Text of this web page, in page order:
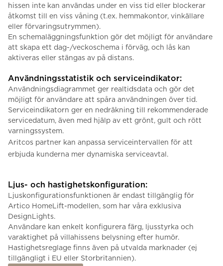
hissen inte kan användas under en viss tid eller blockerar
åtkomst till en viss våning (t.ex. hemmakontor, vinkällare
eller förvaringsutrymmen).
En schemaläggningsfunktion gör det möjligt för användare
att skapa ett dag-/veckoschema i förväg, och lås kan
aktiveras eller stängas av på distans.
Användningsstatistik och serviceindikator:
Användningsdiagrammet ger realtidsdata och gör det
möjligt för användare att spåra användningen över tid.
Serviceindikatorn ger en nedräkning till rekommenderade
servicedatum, även med hjälp av ett grönt, gult och rött
varningssystem.
Aritcos partner kan anpassa serviceintervallen för att
erbjuda kunderna mer dynamiska serviceavtal.
Ljus- och hastighetskonfiguration:
Ljuskonfigurationsfunktionen är endast tillgänglig för
Artico HomeLift-modellen, som har våra exklusiva
DesignLights.
Användare kan enkelt konfigurera färg, ljusstyrka och
varaktighet på villahissens belysning efter humör.
Hastighetsreglage finns även på utvalda marknader (ej
tillgängligt i EU eller Storbritannien).